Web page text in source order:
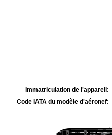
Immatriculation de l'appareil:
Code IATA du modèle d'aéronef: